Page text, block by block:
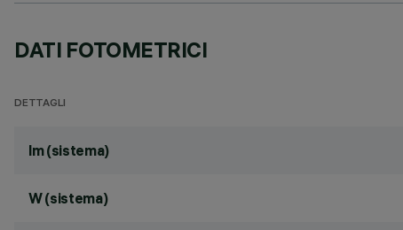
DATI FOTOMETRICI
DETTAGLI
lm (sistema)
W (sistema)